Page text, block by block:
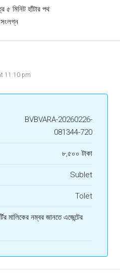
৫ মিনিট হাঁটার পথ
সংলগ্ন
11:10 pm
BVBVARA-20260226-
081344-720
৮,৫০০ টাকা
Sublet
Tolet
মালিকের নম্বর জানতে এজেন্টের